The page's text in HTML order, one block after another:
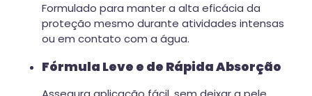
Formulado para manter a alta eficácia da
proteção mesmo durante atividades intensas
ou em contato com a água.
Fórmula Leve e de Rápida Absorção